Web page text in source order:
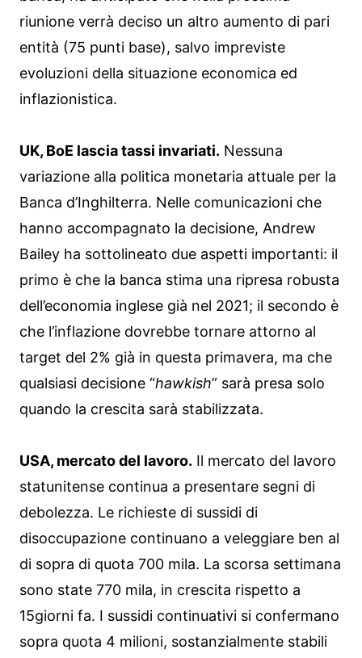
riunione verrà deciso un altro aumento di pari
entità (75 punti base), salvo impreviste
evoluzioni della situazione economica ed
inflazionistica.
UK, BoE lascia tassi invariati. Nessuna
variazione alla politica monetaria attuale per la
Banca d’Inghilterra. Nelle comunicazioni che
hanno accompagnato la decisione, Andrew
Bailey ha sottolineato due aspetti importanti: il
primo è che la banca stima una ripresa robusta
dell’economia inglese già nel 2021; il secondo è
che l’inflazione dovrebbe tornare attorno al
target del 2% già in questa primavera, ma che
qualsiasi decisione “hawkish” sarà presa solo
quando la crescita sarà stabilizzata.
USA, mercato del lavoro. Il mercato del lavoro
statunitense continua a presentare segni di
debolezza. Le richieste di sussidi di
disoccupazione continuano a veleggiare ben al
di sopra di quota 700 mila. La scorsa settimana
sono state 770 mila, in crescita rispetto a
15giorni fa. I sussidi continuativi si confermano
sopra quota 4 milioni, sostanzialmente stabili